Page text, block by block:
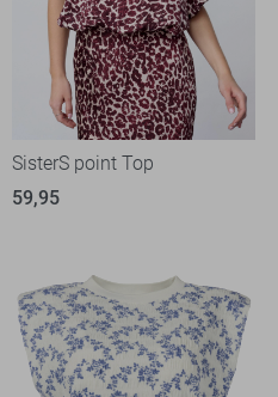
SisterS point Top
59,95